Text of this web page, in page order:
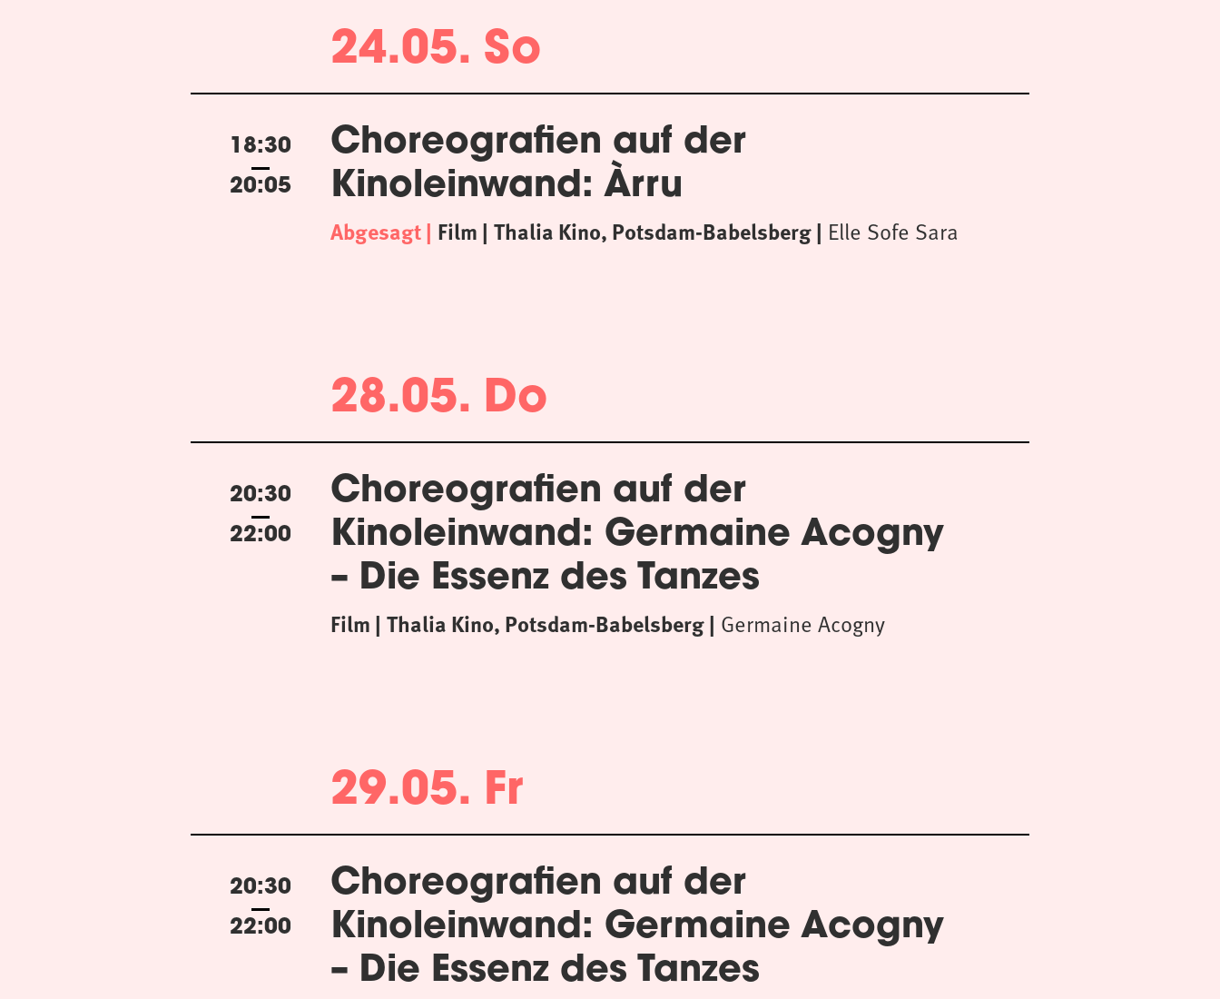
24.05. So
18:30
20:05
Choreografien auf der
Kinoleinwand: Àrru
Abgesagt Film Thalia Kino, Potsdam-Babelsberg Elle Sofe Sara
28.05. Do
20:30
22:00
Choreografien auf der
Kinoleinwand: Germaine Acogny
– Die Essenz des Tanzes
Film Thalia Kino, Potsdam-Babelsberg Germaine Acogny
29.05. Fr
20:30
22:00
Choreografien auf der
Kinoleinwand: Germaine Acogny
– Die Essenz des Tanzes